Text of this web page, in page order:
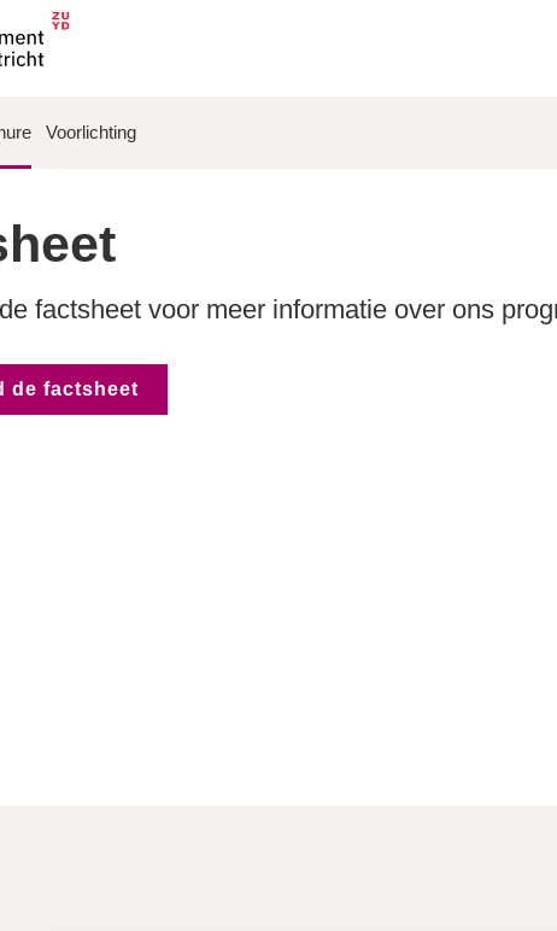
Voorlichting
factsheet voor meer informatie over ons
de factsheet